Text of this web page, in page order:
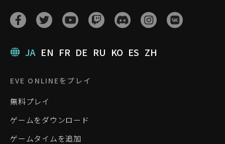
JA EN FR DE RU KO ES ZH
EVE ONLINEをプレイ
無料プレイ
ゲームをダウンロード
ゲームタイムを追加